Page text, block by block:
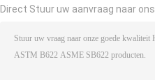
Direct Stuur uw aanvraag naar ons